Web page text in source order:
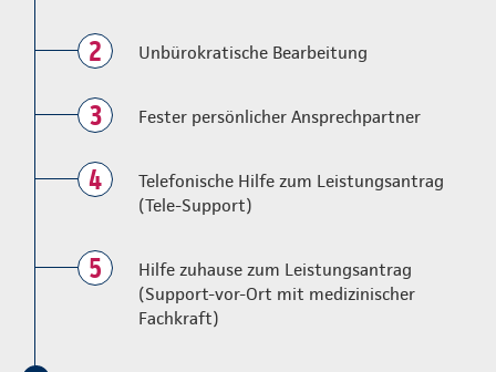
2 Unbürokratische Bearbeitung
3 Fester persönlicher Ansprechpartner
4
Telefonische Hilfe zum Leistungsantrag
(Tele-Support)
5
Hilfe zuhause zum Leistungsantrag
(Support-vor-Ort mit medizinischer
Fachkraft)